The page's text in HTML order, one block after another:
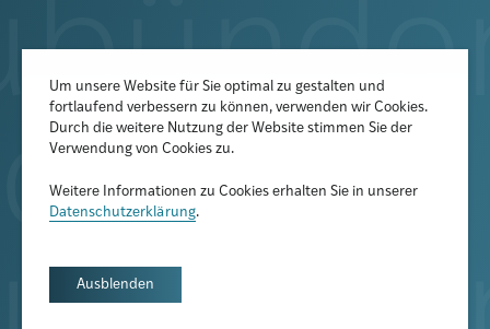
Der Newsletter informiert über
aktuelle Veranstaltungen,
Publikationen und
Forschungsprojekte
Newsletter abonnieren
Um unsere Website für Sie optimal zu gestalten und
fortlaufend verbessern zu können, verwenden wir Cookies.
Durch die weitere Nutzung der Website stimmen Sie der
Verwendung von Cookies zu.
Weitere Informationen zu Cookies erhalten Sie in unserer
Datenschutzerklärung.
Ausblenden